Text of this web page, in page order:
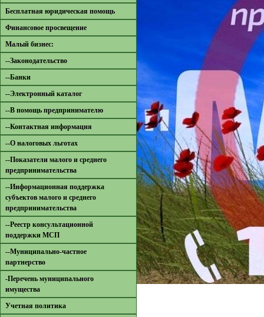
Бесплатная юридическая помощь
Финансовое просвещение
Малый бизнес:
--Законодательство
--Банки
--Электронный каталог
--В помощь предпринимателю
--Контактная информация
--О налоговых льготах
--Показатели малого и среднего
предпринимательства
--Информационная поддержка
субъектов малого и среднего
предпринимательства
--Реестр консультационной
поддержки МСП
--Муниципально-частное
партнерство
-Перечень муниципального
имущества
Учетная политика